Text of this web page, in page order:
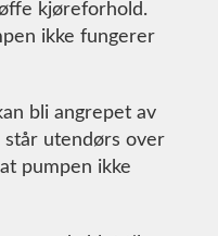
kjøreforhold.
ikke fungerer
bli angrepet av
står utendørs over
pumpen ikke